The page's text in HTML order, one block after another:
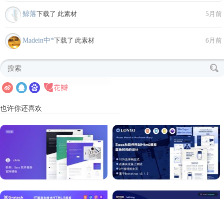
鲸落下载了 此素材 5月前
Madein中*下载了 此素材 6月前
也许你还喜欢